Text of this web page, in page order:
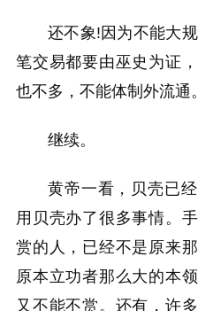
还不象!因为不能大
笔交易都要由巫史为证
也不多，不能体制外流通。
继续。
黄帝一看，贝壳已
用贝壳办了很多事情。
赏的人，已经不是原来
原本立功者那么大的本
又不能不赏。还有，许